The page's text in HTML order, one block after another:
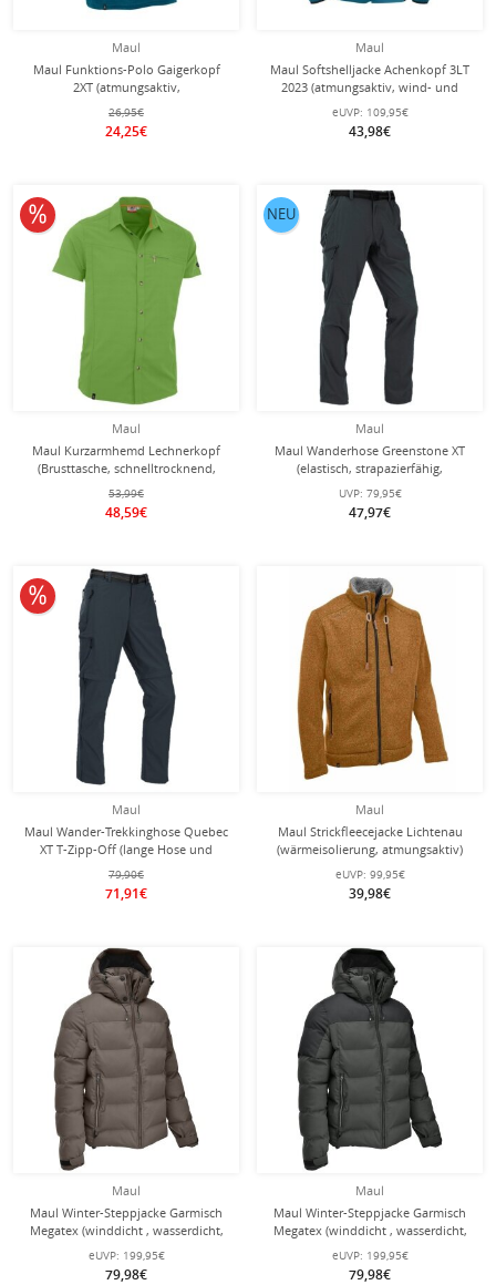
Maul
Maul Funktions-Polo Gaigerkopf
2XT (atmungsaktiv,
schnelltrocknend, dauerhaft frisch
durch Polygiene) petrol Herren
26,95€
24,25€
Maul
Maul Softshelljacke Achenkopf 3LT
2023 (atmungsaktiv, wind- und
wasserdicht) petrolblau Herren
eUVP: 109,95€
43,98€
Maul
Maul Kurzarmhemd Lechnerkopf
(Brusttasche, schnelltrocknend,
sportlicher Schnitt) grün Herren
53,99€
48,59€
10% reduziert
Maul
Maul Wanderhose Greenstone XT
(elastisch, strapazierfähig,
atmungsaktiv) lang schwarz Herren
UVP: 79,95€
47,97€
NEU
Maul
Maul Wander-Trekkinghose Quebec
XT T-Zipp-Off (lange Hose und
Bermudas in einem) dunkelblau
Herren
79,90€
71,91€
10% reduziert
Maul
Maul Strickfleecejacke Lichtenau
(wärmeisolierung, atmungsaktiv)
orange/braun Herren
eUVP: 99,95€
39,98€
Maul
Maul Winter-Steppjacke Garmisch
Megatex (winddicht , wasserdicht,
hohe Wärmeisolierung) braun
Herren
eUVP: 199,95€
79,98€
Maul
Maul Winter-Steppjacke Garmisch
Megatex (winddicht , wasserdicht,
hohe Wärmeisolierung) darkgrün
Herren
eUVP: 199,95€
79,98€